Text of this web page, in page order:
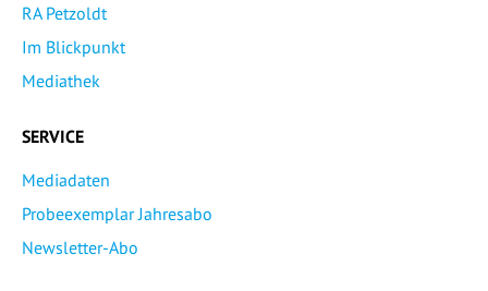
RA Petzoldt
Im Blickpunkt
Mediathek
SERVICE
Mediadaten
Probeexemplar Jahresabo
Newsletter-Abo